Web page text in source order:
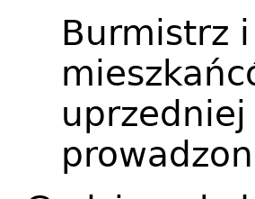
Burmistrz